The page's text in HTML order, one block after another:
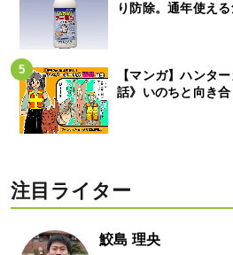
り防除。通年使え
【マンガ】ハンタ
話》いのちと向き
注目ライター
鮫島 理央